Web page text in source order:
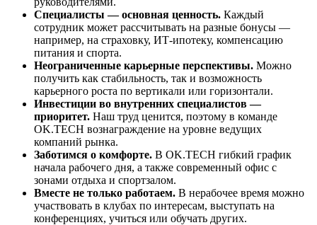
Специалисты — основная ценность. Каждый
сотрудник может рассчитывать на разные бонусы —
например, на страховку, ИТ-ипотеку, компенсацию
питания и спорта.
Неограниченные карьерные перспективы. Можно
получить как стабильность, так и возможность
карьерного роста по вертикали или горизонтали.
Инвестиции во внутренних специалистов —
приоритет. Наш труд ценится, поэтому в команде
OK.TECH вознаграждение на уровне ведущих
компаний рынка.
Заботимся о комфорте. В OK.TECH гибкий график
начала рабочего дня, а также современный офис с
зонами отдыха и спортзалом.
Вместе не только работаем. В нерабочее время можно
участвовать в клубах по интересам, выступать на
конференциях, учиться или обучать других.